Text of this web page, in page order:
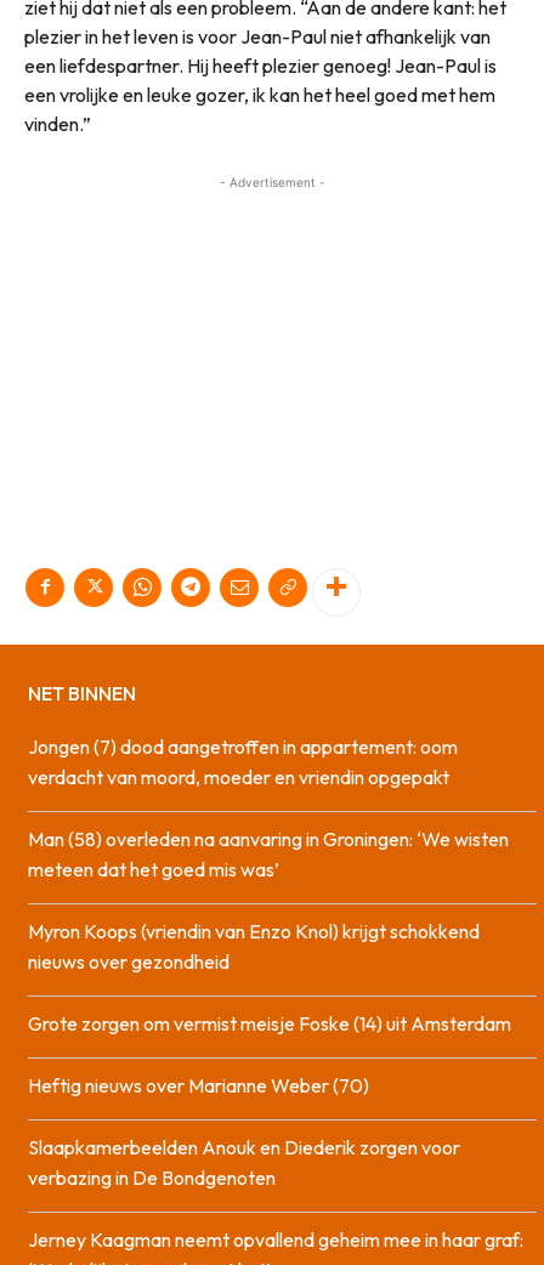
ziet hij dat niet als een probleem. “Aan de andere kant: het
plezier in het leven is voor Jean-Paul niet afhankelijk van
een liefdespartner. Hij heeft plezier genoeg! Jean-Paul is
een vrolijke en leuke gozer, ik kan het heel goed met hem
vinden.”
- Advertisement -
NET BINNEN
Jongen (7) dood aangetroffen in appartement: oom
verdacht van moord, moeder en vriendin opgepakt
Man (58) overleden na aanvaring in Groningen: ‘We wisten
meteen dat het goed mis was’
Myron Koops (vriendin van Enzo Knol) krijgt schokkend
nieuws over gezondheid
Grote zorgen om vermist meisje Foske (14) uit Amsterdam
Heftig nieuws over Marianne Weber (70)
Slaapkamerbeelden Anouk en Diederik zorgen voor
verbazing in De Bondgenoten
Jerney Kaagman neemt opvallend geheim mee in haar graf: